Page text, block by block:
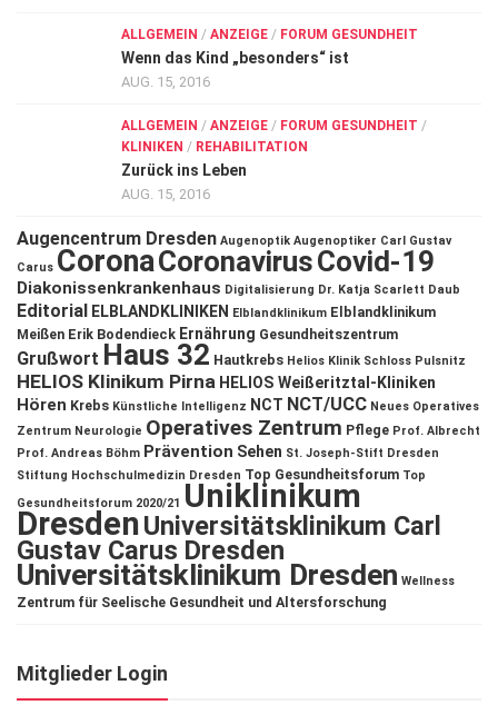
ALLGEMEIN / ANZEIGE / FORUM GESUNDHEIT
Wenn das Kind „besonders“ ist
AUG. 15, 2016
ALLGEMEIN / ANZEIGE / FORUM GESUNDHEIT /
KLINIKEN / REHABILITATION
Zurück ins Leben
AUG. 15, 2016
Augencentrum Dresden Augenoptik Augenoptiker Carl Gustav
Carus CoronaCoronavirusCovid-19
Diakonissenkrankenhaus Digitalisierung Dr. Katja Scarlett Daub
Editorial ELBLANDKLINIKEN Elblandklinikum Elblandklinikum
Meißen Erik Bodendieck Ernährung Gesundheitszentrum
Grußwort Haus 32 Hautkrebs Helios Klinik Schloss Pulsnitz
HELIOS Klinikum Pirna HELIOS Weißeritztal-Kliniken
Hören Krebs Künstliche Intelligenz NCT NCT/UCC Neues Operatives
Zentrum Neurologie Operatives Zentrum Pflege Prof. Albrecht
Prof. Andreas Böhm Prävention Sehen St. Joseph-Stift Dresden
Stiftung Hochschulmedizin Dresden Top Gesundheitsforum Top
Gesundheitsforum 2020/21 Uniklinikum
DresdenUniversitätsklinikum Carl
Gustav Carus Dresden
Universitätsklinikum Dresden Wellness
Zentrum für Seelische Gesundheit und Altersforschung
Mitglieder Login